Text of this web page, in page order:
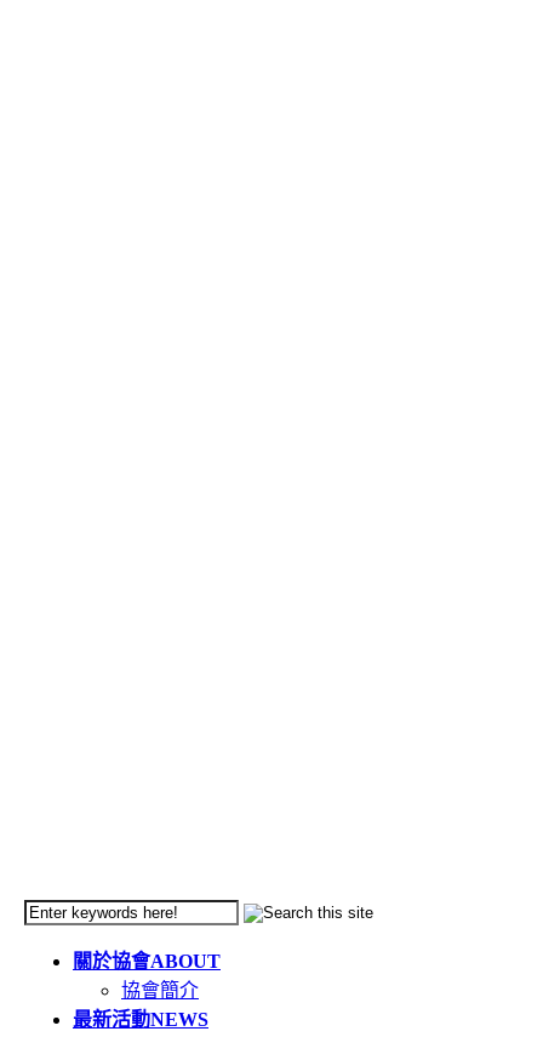
關於協會ABOUT
協會簡介
最新活動NEWS